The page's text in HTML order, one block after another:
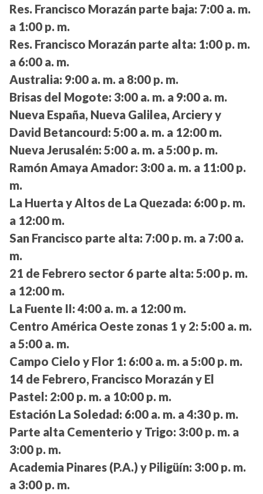
Res. Francisco Morazán parte baja: 7:00 a. m.
a 1:00 p. m.
Res. Francisco Morazán parte alta: 1:00 p. m.
a 6:00 a. m.
Australia: 9:00 a. m. a 8:00 p. m.
Brisas del Mogote: 3:00 a. m. a 9:00 a. m.
Nueva España, Nueva Galilea, Arciery y
David Betancourd: 5:00 a. m. a 12:00 m.
Nueva Jerusalén: 5:00 a. m. a 5:00 p. m.
Ramón Amaya Amador: 3:00 a. m. a 11:00 p.
m.
La Huerta y Altos de La Quezada: 6:00 p. m.
a 12:00 m.
San Francisco parte alta: 7:00 p. m. a 7:00 a.
m.
21 de Febrero sector 6 parte alta: 5:00 p. m.
a 12:00 m.
La Fuente II: 4:00 a. m. a 12:00 m.
Centro América Oeste zonas 1 y 2: 5:00 a. m.
a 5:00 a. m.
Campo Cielo y Flor 1: 6:00 a. m. a 5:00 p. m.
14 de Febrero, Francisco Morazán y El
Pastel: 2:00 p. m. a 10:00 p. m.
Estación La Soledad: 6:00 a. m. a 4:30 p. m.
Parte alta Cementerio y Trigo: 3:00 p. m. a
3:00 p. m.
Academia Pinares (P.A.) y Piligüín: 3:00 p. m.
a 3:00 p. m.